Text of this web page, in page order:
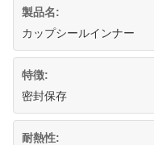
製品名:
カップシールインナー
特徴:
密封保存
耐熱性: